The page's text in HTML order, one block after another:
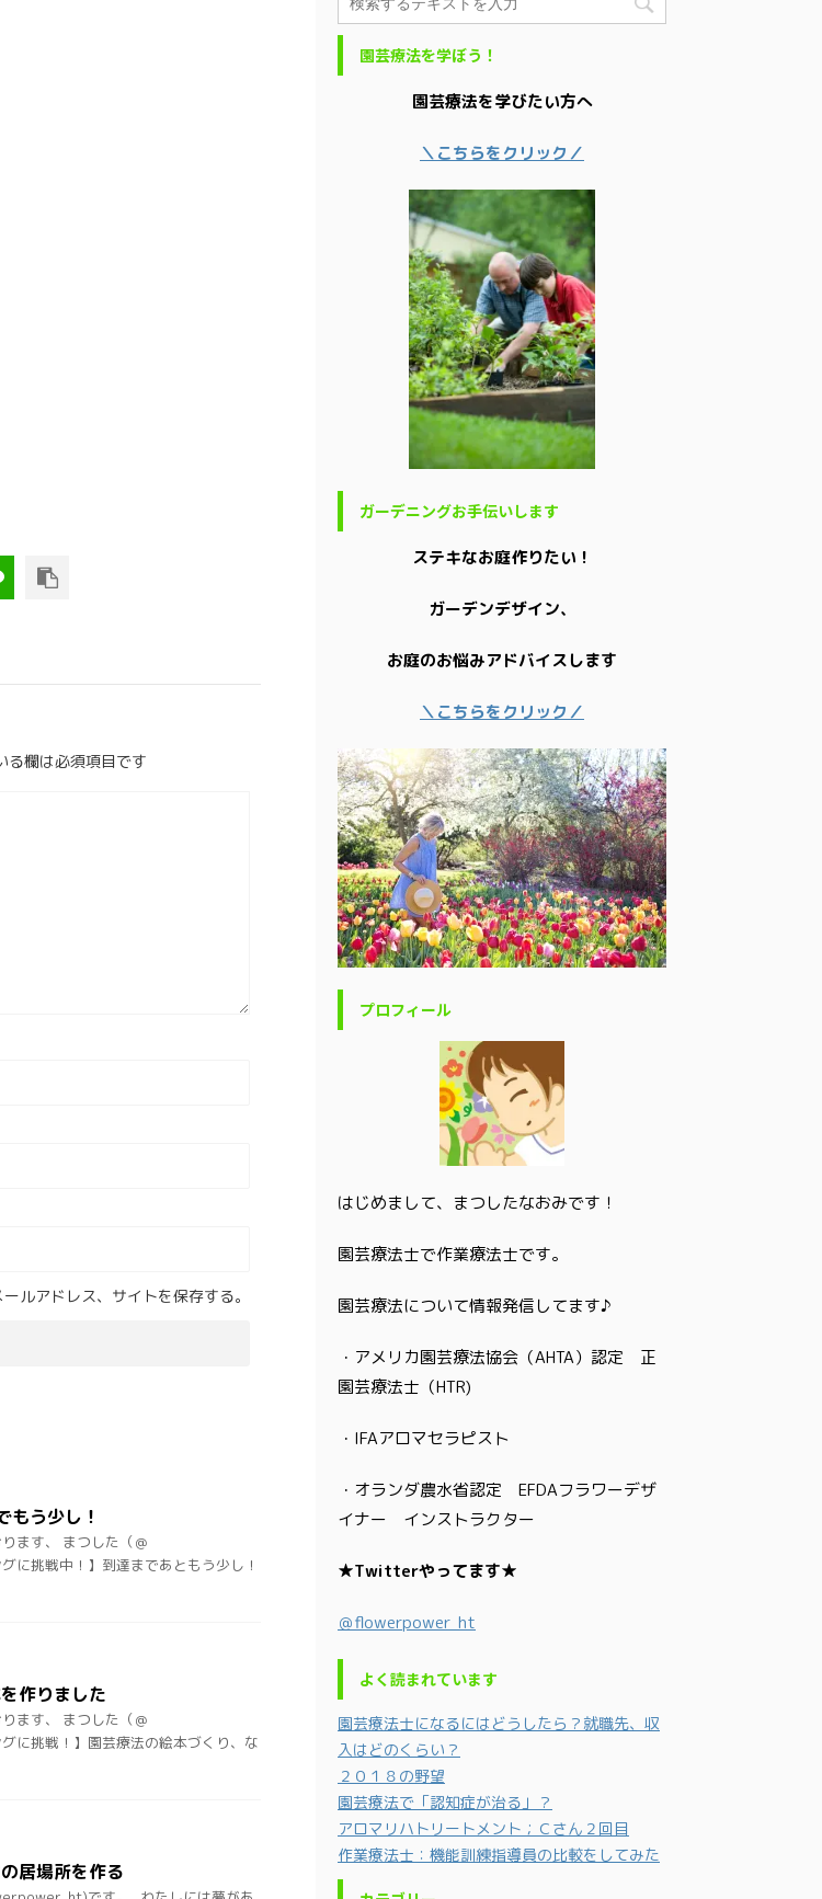
る欄は必須項目です
ルアドレス、サイトを保存する。
もう少し！
ます、 まつした（＠
挑戦中！】到達まであともう少し！
作りました
ます、 まつした（＠
に挑戦！】園芸療法の絵本づくり、な
居場所を作る
園芸療法を学ぼう！
園芸療法を学びたい方へ
＼こちらをクリック／
ガーデニングお手伝いします
ステキなお庭作りたい！
ガーデンデザイン、
お庭のお悩みアドバイスします
＼こちらをクリック／
プロフィール
はじめまして、まつしたなおみです！
園芸療法士で作業療法士です。
園芸療法について情報発信してます♪
・アメリカ園芸療法協会（AHTA）認定 正
園芸療法士（HTR)
・IFAアロマセラピスト
・オランダ農水省認定 EFDAフラワーデザ
イナー インストラクター
★Twitterやってます★
＠flowerpower_ht
よく読まれています
園芸療法士になるにはどうしたら？就職先、収
入はどのくらい？
２０１８の野望
園芸療法で「認知症が治る」？
アロマリハトリートメント；Ｃさん２回目
作業療法士：機能訓練指導員の比較をしてみた